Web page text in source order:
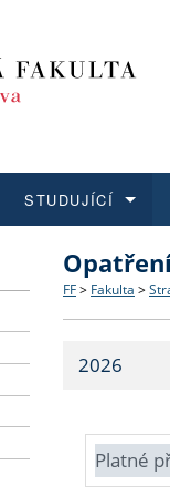
Struktura
Strategie
Fakultní
Co
Učitelské
STUDUJÍCÍ
O vědě a
Aktuální
FF > Fakulta >
2026
Platné